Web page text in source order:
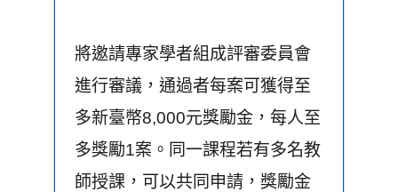
將邀請專家學者組成評審委員會
進行審議，通過者每案可獲得至
多新臺幣8,000元獎勵金，每人至
多獎勵1案。同一課程若有多名教
師授課，可以共同申請，獎勵金